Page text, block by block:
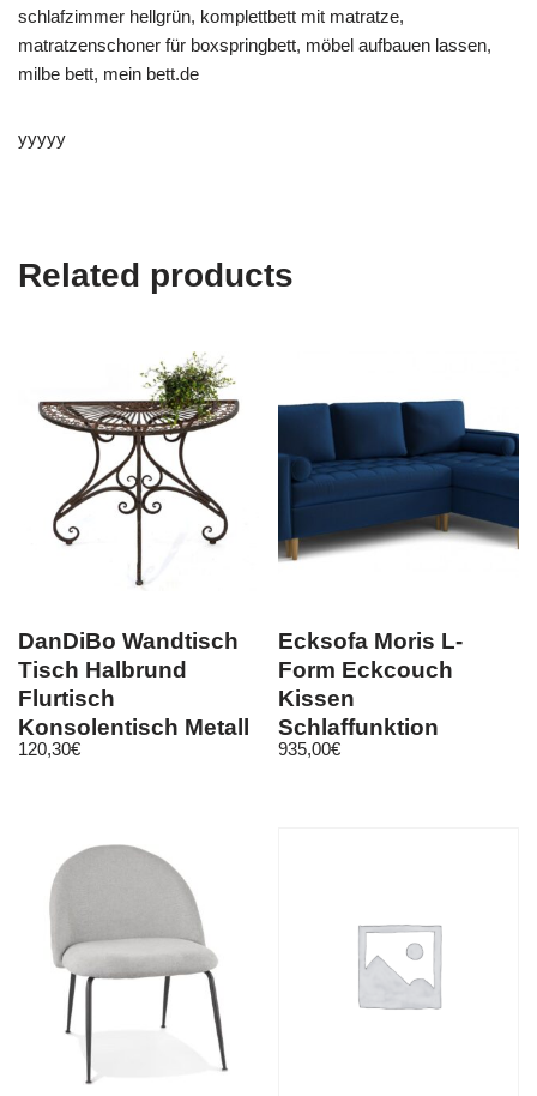
schlafzimmer hellgrün, komplettbett mit matratze,
matratzenschoner für boxspringbett, möbel aufbauen lassen,
milbe bett, mein bett.de
yyyyy
Related products
DanDiBo Wandtisch
Tisch Halbrund
Flurtisch
Konsolentisch Metall
Braun Beistelltisch
120,30€
Ecksofa Moris L-
Form Eckcouch
Kissen
Schlaffunktion
Bettkasten Stoff blau
935,00€